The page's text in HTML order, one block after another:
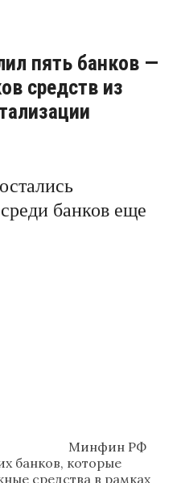
пять банков —
средств из
банков еще
Минфин РФ
банков, которые
средства в рамках